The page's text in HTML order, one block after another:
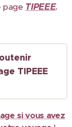
page TIPEEE.
TIPEEE
si vous avez